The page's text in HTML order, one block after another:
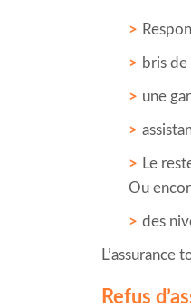
bris
une
Le
Ou
des
Refus